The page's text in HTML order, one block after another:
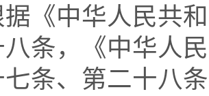
中华人民共和
条，《中华人
条、第二十八